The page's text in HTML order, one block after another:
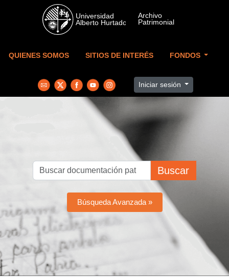
Skip to main content
QUIENES SOMOS SITIOS DE INTERÉS FONDOS
Iniciar sesión
Buscar
Búsqueda Avanzada »